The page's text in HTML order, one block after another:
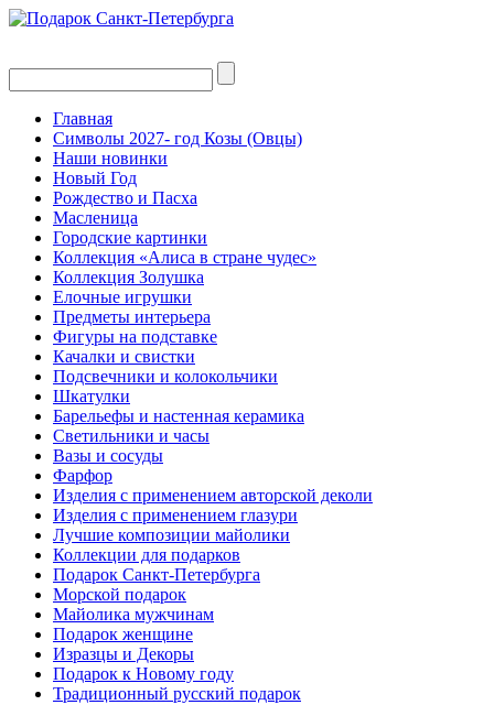
Главная
Символы 2027- год Козы (Овцы)
Наши новинки
Новый Год
Рождество и Пасха
Масленица
Городские картинки
Коллекция «Алиса в стране чудес»
Коллекция Золушка
Елочные игрушки
Предметы интерьера
Фигуры на подставке
Качалки и свистки
Подсвечники и колокольчики
Шкатулки
Барельефы и настенная керамика
Светильники и часы
Вазы и сосуды
Фарфор
Изделия с применением авторской деколи
Изделия с применением глазури
Лучшие композиции майолики
Коллекции для подарков
Подарок Санкт-Петербурга
Морской подарок
Майолика мужчинам
Подарок женщине
Изразцы и Декоры
Подарок к Новому году
Традиционный русский подарок